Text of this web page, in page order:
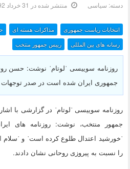
دسته: سیاسی منتشر شده در 31 خرداد 1392
انتخابات ریاست جمهوری مذاکرات هسته ای
رییس جمهور منتخب
رسانه های بین المللی
روزنامه سوییسی ˈلوتامˈ نوشت: حسن
جمهوری ایران شده است در صدر توجهات
روزنامه سوییسی ˈلوتامˈ در گزارشی با
جمهور منتخب، نوشت: روزنامه های
ˈخورشید اعتدال طلوع کرده استˈ و ˈسلام
را نسبت به پیروزی روحانی نشان دادند.